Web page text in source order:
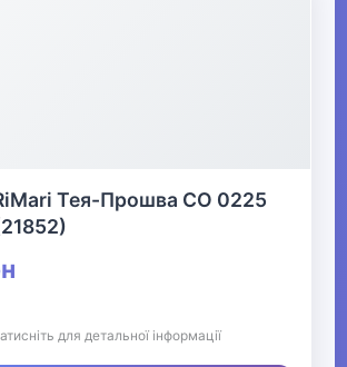
Тея-Прошва СО 0225
для детальної інформації